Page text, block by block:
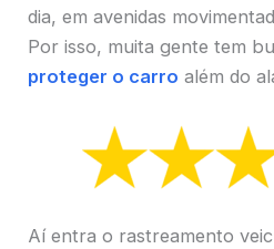
dia, em avenidas
Por isso, muita gente tem
proteger o carro além do
Aí entra o rastreamento